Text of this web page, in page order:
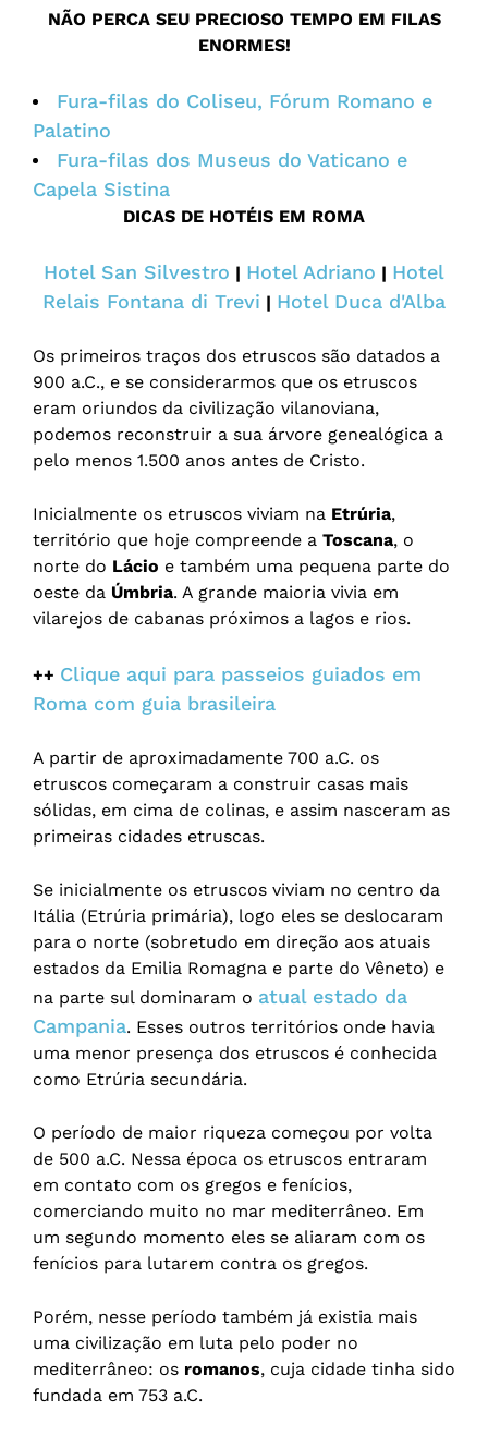
NÃO PERCA SEU PRECIOSO TEMPO EM FILAS
ENORMES!
Fura-filas do Coliseu, Fórum Romano e
Palatino
Fura-filas dos Museus do Vaticano e
Capela Sistina
DICAS DE HOTÉIS EM ROMA
Hotel San Silvestro | Hotel Adriano | Hotel
Relais Fontana di Trevi | Hotel Duca d'Alba
Os primeiros traços dos etruscos são datados a
900 a.C., e se considerarmos que os etruscos
eram oriundos da civilização vilanoviana,
podemos reconstruir a sua árvore genealógica a
pelo menos 1.500 anos antes de Cristo.
Inicialmente os etruscos viviam na Etrúria,
território que hoje compreende a Toscana, o
norte do Lácio e também uma pequena parte do
oeste da Úmbria. A grande maioria vivia em
vilarejos de cabanas próximos a lagos e rios.
++ Clique aqui para passeios guiados em
Roma com guia brasileira
A partir de aproximadamente 700 a.C. os
etruscos começaram a construir casas mais
sólidas, em cima de colinas, e assim nasceram as
primeiras cidades etruscas.
Se inicialmente os etruscos viviam no centro da
Itália (Etrúria primária), logo eles se deslocaram
para o norte (sobretudo em direção aos atuais
estados da Emilia Romagna e parte do Vêneto) e
na parte sul dominaram o atual estado da
Campania. Esses outros territórios onde havia
uma menor presença dos etruscos é conhecida
como Etrúria secundária.
O período de maior riqueza começou por volta
de 500 a.C. Nessa época os etruscos entraram
em contato com os gregos e fenícios,
comerciando muito no mar mediterrâneo. Em
um segundo momento eles se aliaram com os
fenícios para lutarem contra os gregos.
Porém, nesse período também já existia mais
uma civilização em luta pelo poder no
mediterrâneo: os romanos, cuja cidade tinha sido
fundada em 753 a.C.